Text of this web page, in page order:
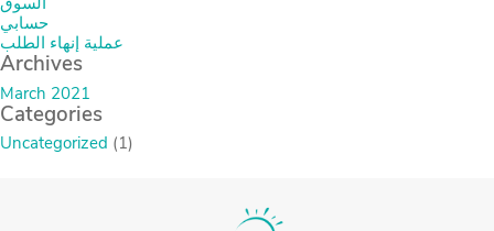
حسابي
عملية إنهاء الطلب
Archives
March 2021
Categories
Uncategorized (1)